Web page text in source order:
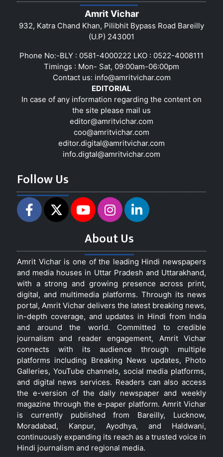
Amrit Vichar
932, Katra Chand Khan, Pilibhit Bypass Road Bareilly
(U.P) 243001
Phone No:-BLY : 0581-4000222 LKO : 0522-4008111
Timings : Mon- Sat, 09:00am-06:00pm
Contact us: info@amritvichar.com
EDITORIAL
In case of any information regarding the content on
the site please mail us
editor@amritvichar.com
coo@amritvichar.com
editor.digital@amritvichar.com
info.digtal@amritvichar.com
Follow Us
About Us
Amrit Vichar is one of the leading Hindi newspapers
and media houses in Uttar Pradesh and Uttarakhand,
with a strong and growing presence across print,
digital, and multimedia platforms. Through its news
portal, Amrit Vichar delivers the latest breaking news,
in-depth coverage, and updates in Hindi from India
and around the world. Committed to credible
journalism and reader engagement, Amrit Vichar
connects with its audience through multiple
platforms including Breaking News updates, Photo
Galleries, YouTube channels, social media platforms,
and digital news services. Readers can also access
the e-version of the daily newspaper and weekly
magazine through the e-paper platform. Amrit Vichar
is currently published from Bareilly, Lucknow,
Moradabad, Kanpur, Ayodhya, and Haldwani,
continuously expanding its reach as a trusted voice in
Hindi journalism and regional media.